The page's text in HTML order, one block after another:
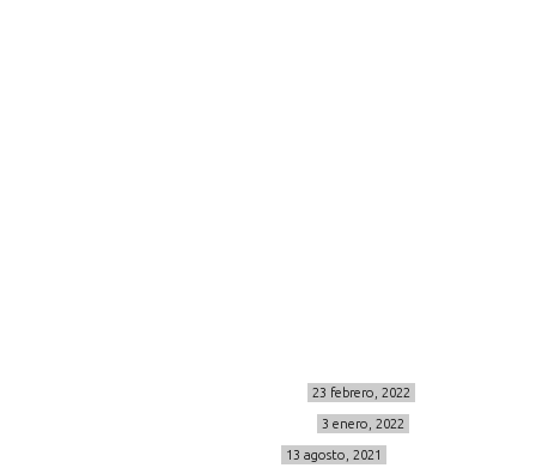
23 febrero, 2022
3 enero, 2022
13 agosto, 2021